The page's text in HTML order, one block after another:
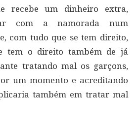
recebe um dinheiro extra,
com a namorada num
com tudo que se tem direito,
tem o direito também de já
tratando mal os garçons,
um momento e acreditando
também em tratar mal